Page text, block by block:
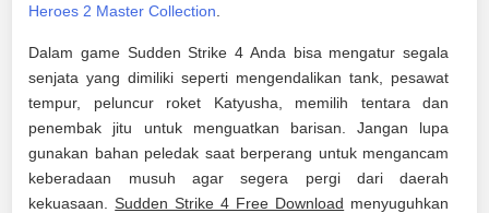
Heroes 2 Master Collection
Dalam game Sudden Strike 4 Anda bisa mengatur segala
senjata yang dimiliki seperti mengendalikan tank, pesawat
tempur, peluncur roket Katyusha, memilih tentara dan
penembak jitu untuk menguatkan barisan. Jangan lupa
gunakan bahan peledak saat berperang untuk mengancam
keberadaan musuh agar segera pergi dari daerah
kekuasaan.Sudden Strike 4 Free Download menyuguhkan